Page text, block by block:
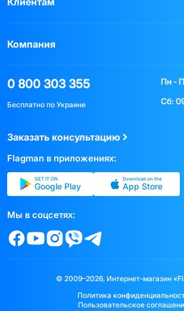
Компания
0 800 303 355
Бесплатно по Украине
Пн -
Сб:
Заказать консультацию
Flagman в приложениях:
GET IT ON
Google Play
Download on the
App Store
Мы в соцсетях:
© 2009–2026, Интернет-магазин
Политика
Пользовательское